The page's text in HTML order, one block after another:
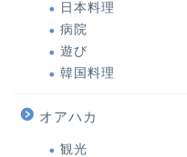
日本料理
病院
遊び
韓国料理
オアハカ
観光